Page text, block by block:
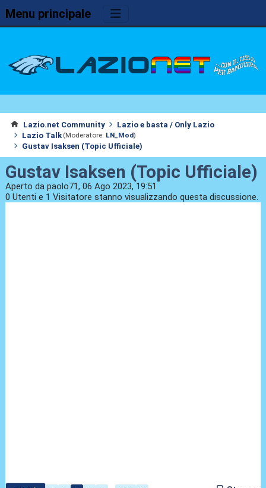
Menu principale
Lazio.net Community
Lazio e basta / Only Lazio
Lazio Talk (Moderatore: LN_Mod)
Gustav Isaksen (Topic Ufficiale)
Gustav Isaksen (Topic Ufficiale)
Aperto da paolo71, 06 Ago 2023, 19:51
0 Utenti e 1 Visitatore stanno visualizzando questa discussione.